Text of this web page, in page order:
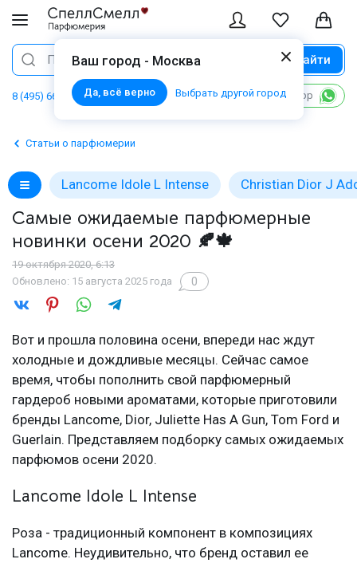
Ваш город - Москва
Да, всё верно Выбрать другой город
Поиск Найти
8 (495) 668 06 02 Написать в WhatsApp
Статьи о парфюмерии
Lancome Idole L Intense Christian Dior J
Самые ожидаемые парфюмерные
новинки осени 2020 🍂🍁
19 октября 2020, 6:13
Обновлено: 15 августа 2025 года
0
Вот и прошла половина осени, впереди нас ждут
холодные и дождливые месяцы. Сейчас самое
время, чтобы пополнить свой парфюмерный
гардероб новыми ароматами, которые приготовили
бренды Lancome, Dior, Juliette Has A Gun, Tom Ford и
Guerlain. Представляем подборку самых ожидаемых
парфюмов осени 2020.
Lancome Idole L Intense
Роза - традиционный компонент в композициях
Lancome. Неудивительно, что бренд оставил ее